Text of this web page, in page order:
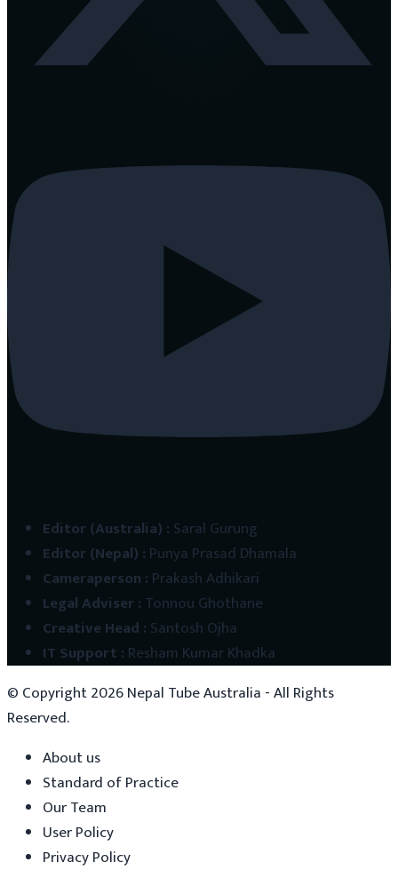
Editor (Australia) : Saral Gurung
Editor (Nepal) : Punya Prasad Dhamala
Cameraperson : Prakash Adhikari
Legal Adviser: Tonnou Ghothane
Creative Head : Santosh Ojha
IT Support : Resham Kumar Khadka
© Copyright2026Nepal Tube Australia - All Rights
Reserved.
About us
Standard of Practice
Our Team
User Policy
Privacy Policy